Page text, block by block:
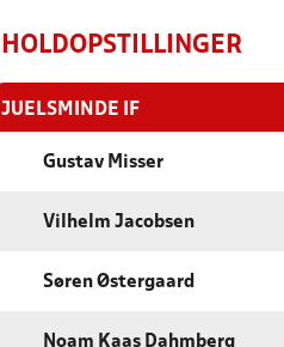
HOLDOPSTILLINGER
JUELSMINDE IF
Gustav Misser
Vilhelm Jacobsen
Søren Østergaard
Noam Kaas Dahmberg